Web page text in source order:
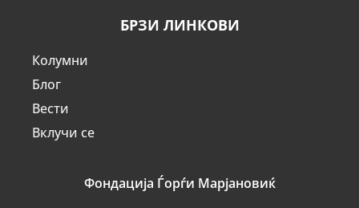
БРЗИ ЛИНКОВИ
Колумни
Блог
Вести
Вклучи се
Фондација Ѓорѓи Марјановиќ